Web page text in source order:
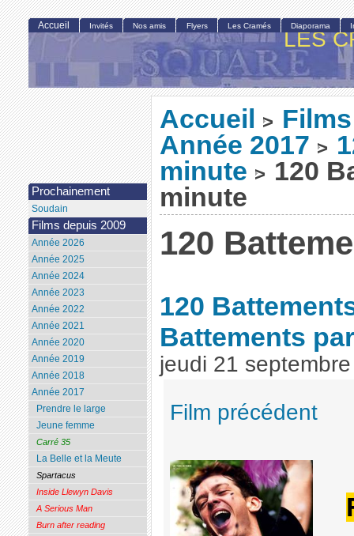
LES
Accueil >
Année 2017 >
minute > 120
minute
120
120
Battements
jeudi 21
Film précédent
Accueil Invités Nos amis Flyers Les Cramés Diaporama
Prochainement
Soudain
Films depuis 2009
Année 2026
Année 2025
Année 2024
Année 2023
Année 2022
Année 2021
Année 2020
Année 2019
Année 2018
Année 2017
Prendre le large
Jeune femme
Carré 35
La Belle et la Meute
Spartacus
Inside Llewyn Davis
A Serious Man
Burn after reading